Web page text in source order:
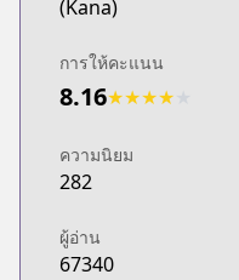
(Kana)
การให้คะแนน
8.16★★★★
ความนิยม
282
ผู้อ่าน
67340